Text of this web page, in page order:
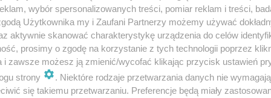
miasto zostało spalone, a mieszkańcy wymordowani
w czasie wojny polsko-szwedzkiej był
wybór spersonalizowanych treści, pomiar reklam i treści,
Użytkownika my i Zaufani Partnerzy możemy używać
aktywnie skanować charakterystykę urządzenia do celów
prosimy o zgodę na korzystanie z tych technologii poprzez
i zawsze możesz ją zmienić/wycofać klikając przycisk ustawień
strony
. Niektóre rodzaje przetwarzania danych nie
się takiemu przetwarzaniu. Preferencje będą miały